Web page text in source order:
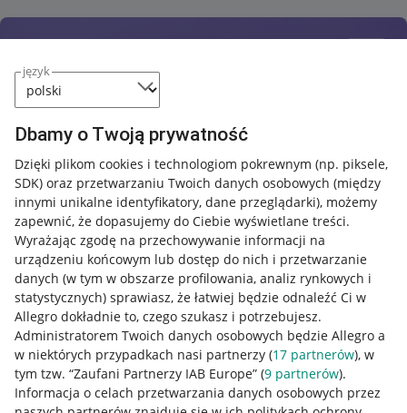
język
Dbamy o Twoją prywatność
Dzięki plikom cookies i technologiom pokrewnym (np. piksele,
SDK) oraz przetwarzaniu Twoich danych osobowych (między
innymi unikalne identyfikatory, dane przeglądarki), możemy
zapewnić, że dopasujemy do Ciebie wyświetlane treści.
Wyrażając zgodę na przechowywanie informacji na
urządzeniu końcowym lub dostęp do nich i przetwarzanie
danych (w tym w obszarze profilowania, analiz rynkowych i
statystycznych) sprawiasz, że łatwiej będzie odnaleźć Ci w
Allegro dokładnie to, czego szukasz i potrzebujesz.
Administratorem Twoich danych osobowych będzie Allegro a
w niektórych przypadkach nasi partnerzy (17 partnerów), w
tym tzw. “Zaufani Partnerzy IAB Europe” (9 partnerów).
Informacja o celach przetwarzania danych osobowych przez
Przydatne informacje